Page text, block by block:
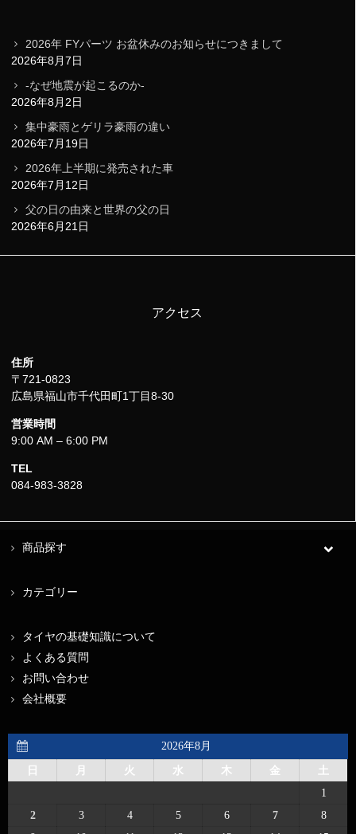
2026年 FYパーツ お盆休みのお知らせにつきまして
2026年8月7日
-なぜ地震が起こるのか-
2026年8月2日
集中豪雨とゲリラ豪雨の違い
2026年7月19日
2026年上半期に発売された車
2026年7月12日
父の日の由来と世界の父の日
2026年6月21日
アクセス
住所
〒721-0823
広島県福山市千代田町1丁目8-30
営業時間
9:00 AM – 6:00 PM
TEL
084-983-3828
商品探す
カテゴリー
タイヤの基礎知識について
よくある質問
お問い合わせ
会社概要
2026年8月
日 月 火 水 木 金
土
1
2
3 4 5 6 7
8